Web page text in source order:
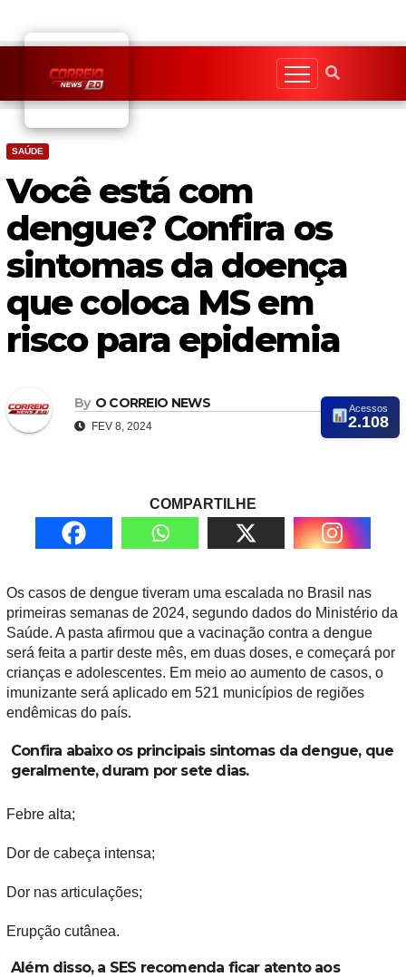
content
SAÚDE
Você está com
dengue? Confira os
sintomas da doença
que coloca MS em
risco para epidemia
By O CORREIO NEWS
FEV 8, 2024
Acessos
2.108
COMPARTILHE
Os casos de dengue tiveram uma escalada no Brasil nas
primeiras semanas de 2024, segundo dados do Ministério da
Saúde. A pasta afirmou que a vacinação contra a dengue
será feita a partir deste mês, em duas doses, e começará por
crianças e adolescentes. Em meio ao aumento de casos, o
imunizante será aplicado em 521 municípios de regiões
endêmicas do país.
Confira abaixo os principais sintomas da dengue, que
geralmente, duram por sete dias.
Febre alta;
Dor de cabeça intensa;
Dor nas articulações;
Erupção cutânea.
Além disso, a SES recomenda ficar atento aos